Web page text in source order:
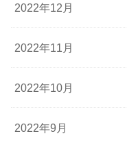
2022年12月
2022年11月
2022年10月
2022年9月